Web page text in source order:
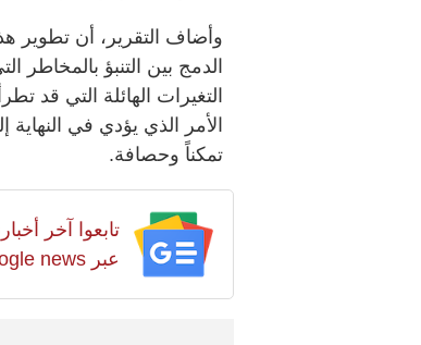
وأضاف التقرير، أن تطوير
الدمج بين التنبؤ
التغيرات الهائلة التي قد
الأمر الذي يؤدي في النهاية
تمكناً وحصافة.
تابعوا آخر
عبر Google news